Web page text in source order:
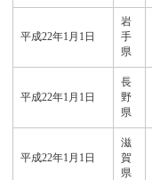
平成22年1月1日
岩
手
県
平成22年1月1日
長
野
県
平成22年1月1日
滋
賀
県